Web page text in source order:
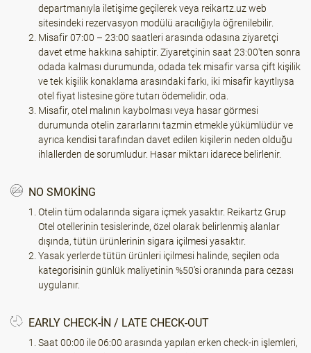
departmanıyla iletişime geçilerek veya reikartz.uz web
sitesindeki rezervasyon modülü aracılığıyla öğrenilebilir.
Misafir 07:00 – 23:00 saatleri arasında odasına ziyaretçi
davet etme hakkına sahiptir. Ziyaretçinin saat 23:00'ten sonra
odada kalması durumunda, odada tek misafir varsa çift kişilik
ve tek kişilik konaklama arasındaki farkı, iki misafir kayıtlıysa
otel fiyat listesine göre tutarı ödemelidir. oda.
Misafir, otel malının kaybolması veya hasar görmesi
durumunda otelin zararlarını tazmin etmekle yükümlüdür ve
ayrıca kendisi tarafından davet edilen kişilerin neden olduğu
ihlallerden de sorumludur. Hasar miktarı idarece belirlenir.
NO SMOKING
Otelin tüm odalarında sigara içmek yasaktır. Reikartz Grup
Otel otellerinin tesislerinde, özel olarak belirlenmiş alanlar
dışında, tütün ürünlerinin sigara içilmesi yasaktır.
Yasak yerlerde tütün ürünleri içilmesi halinde, seçilen oda
kategorisinin günlük maliyetinin %50'si oranında para cezası
uygulanır.
EARLY CHECK-IN / LATE CHECK-OUT
Saat 00:00 ile 06:00 arasında yapılan erken check-in işlemleri,